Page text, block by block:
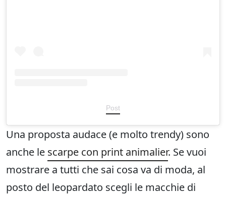
Post
Una proposta audace (e molto trendy) sono
anche le scarpe con print animalier. Se vuoi
mostrare a tutti che sai cosa va di moda, al
posto del leopardato scegli le macchie di